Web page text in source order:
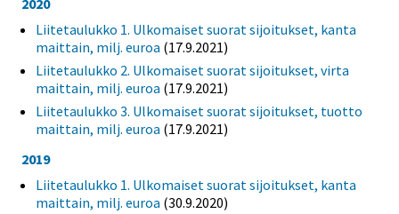
2020
Liitetaulukko 1. Ulkomaiset suorat sijoitukset, kanta
maittain, milj. euroa (17.9.2021)
Liitetaulukko 2. Ulkomaiset suorat sijoitukset, virta
maittain, milj. euroa (17.9.2021)
Liitetaulukko 3. Ulkomaiset suorat sijoitukset, tuotto
maittain, milj. euroa (17.9.2021)
2019
Liitetaulukko 1. Ulkomaiset suorat sijoitukset, kanta
maittain, milj. euroa (30.9.2020)